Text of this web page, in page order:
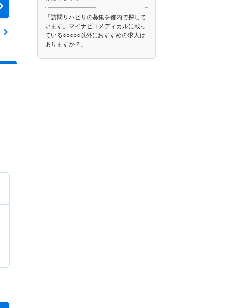
「訪問リハビリの募集を都内で探して
います。マイナビコメディカルに載っ
ている○○○○○以外におすすめの求人は
ありますか？」